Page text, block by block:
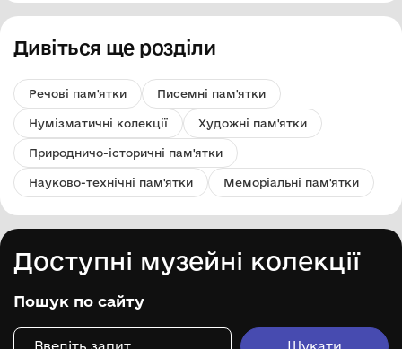
Дивіться ще розділи
Речові пам'ятки Писемні пам'ятки
Нумізматичні колекції Художні пам'ятки
Природничо-історичні пам'ятки
Науково-технічні пам'ятки Меморіальні пам'ятки
Доступні музейні колекції
Пошук по сайту